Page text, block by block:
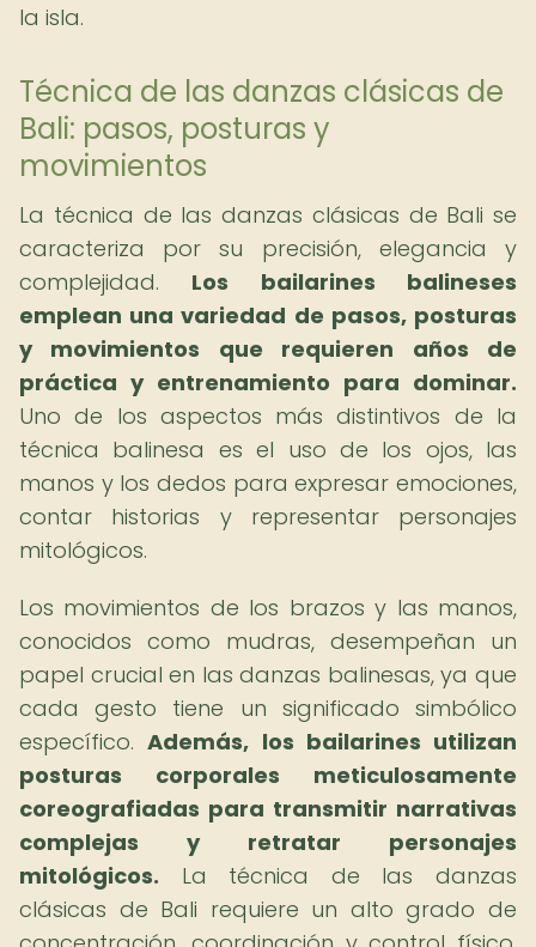
la isla.
Técnica de las danzas clásicas de
Bali: pasos, posturas y
movimientos
La técnica de las danzas clásicas de Bali se
caracteriza por su precisión, elegancia y
complejidad. Los bailarines balineses
emplean una variedad de pasos, posturas
y movimientos que requieren años de
práctica y entrenamiento para dominar.
Uno de los aspectos más distintivos de la
técnica balinesa es el uso de los ojos, las
manos y los dedos para expresar emociones,
contar historias y representar personajes
mitológicos.
Los movimientos de los brazos y las manos,
conocidos como mudras, desempeñan un
papel crucial en las danzas balinesas, ya que
cada gesto tiene un significado simbólico
específico.Además, los bailarines utilizan
posturas corporales meticulosamente
coreografiadas para transmitir narrativas
complejas y retratar personajes
mitológicos. La técnica de las danzas
clásicas de Bali requiere un alto grado de